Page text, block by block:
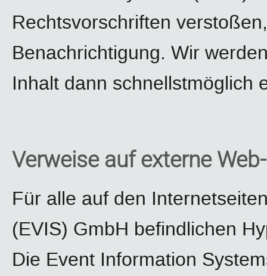
Rechtsvorschriften
Benachrichtigung. Wir
Inhalt dann schnellstmöglich
Verweise auf externe
Für alle auf den
(EVIS) GmbH befindlichen
Die Event Information